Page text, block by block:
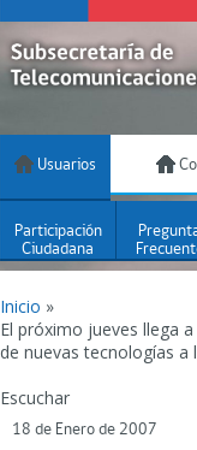
Usuarios
Participación
Ciudadana
Inicio »
El próximo jueves llega
de nuevas tecnologías a
Escuchar
18 de Enero de 2007